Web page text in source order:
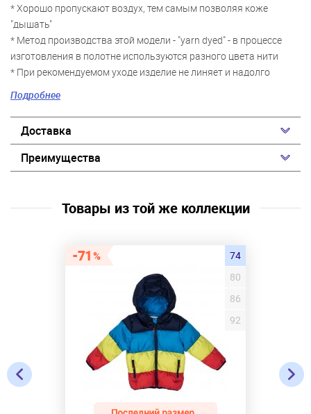
* Хорошо пропускают воздух, тем самым позволяя коже
"дышать"
* Метод производства этой модели - "yarn dyed" - в процессе
изготовления в полотне используются разного цвета нити
* При рекомендуемом уходе изделие не линяет и надолго
*
Подробнее
Доставка
Преимущества
Товары из той же коллекции
71
74
80
86
92